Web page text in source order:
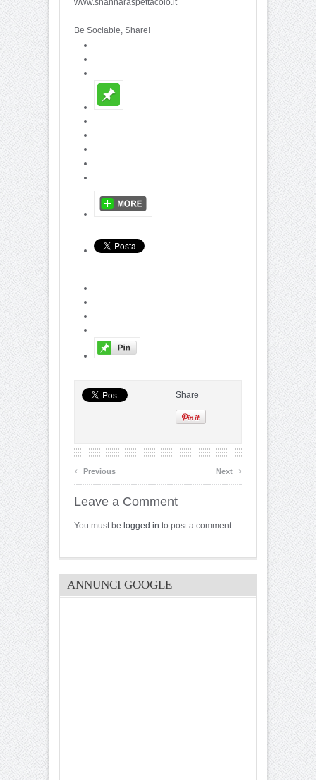
www.shannaraspettacolo.it
Be Sociable, Share!
Share
‹ Previous Next ›
Leave a Comment
You must be logged in to post a comment.
ANNUNCI GOOGLE